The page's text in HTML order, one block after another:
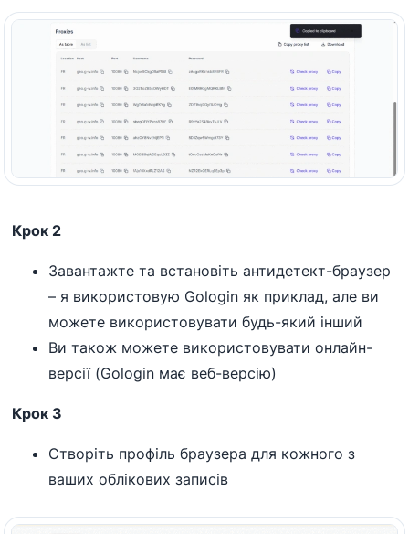
Крок 2
Завантажте та встановіть антидетект-браузер
– я використовую Gologin як приклад, але ви
можете використовувати будь-який інший
Ви також можете використовувати онлайн-
версії (Gologin має веб-версію)
Крок 3
Створіть профіль браузера для кожного з
ваших облікових записів